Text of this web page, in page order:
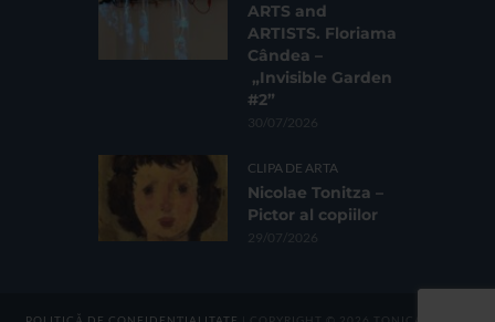
ARTS and
ARTISTS. Floriama
Cândea –
„Invisible Garden
#2”
30/07/2026
CLIPA DE ARTA
Nicolae Tonitza –
Pictor al copiilor
29/07/2026